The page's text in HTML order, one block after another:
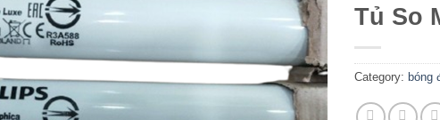
Tủ So
Category: bóng